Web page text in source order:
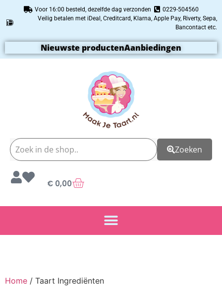
Voor 16:00 besteld, dezelfde dag verzonden
0229-504560
Veilig betalen met iDeal, Creditcard, Klarna, Apple Pay, Riverty, Sepa,
Bancontact etc.
Nieuwste productenAanbiedingen
Zoeken
€ 0,00
Home / Taart Ingrediënten